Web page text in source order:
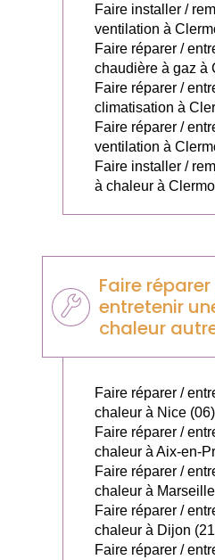
Faire installer /
ventilation à
Faire réparer /
chaudière à gaz à
Faire réparer /
climatisation à
Faire réparer /
ventilation à
Faire installer /
à chaleur à
Faire
entretenir
chaleur
Faire réparer /
chaleur à Nice (06)
Faire réparer /
chaleur à Aix-en-
Faire réparer /
chaleur à
Faire réparer /
chaleur à Dijon
Faire réparer /